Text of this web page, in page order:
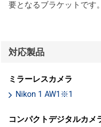
要となるブラケットです。
対応製品
ミラーレスカメラ
Nikon 1 AW1※1
コンパクトデジタルカメ